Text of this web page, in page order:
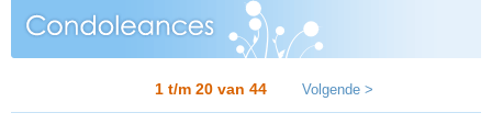
1 t/m 20 van 44 Volgende >